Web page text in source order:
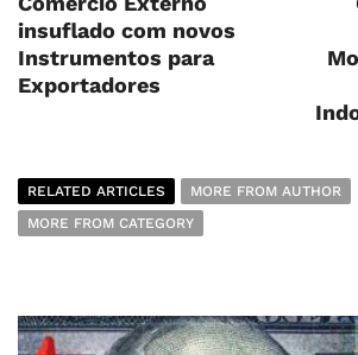
insuflado com novos
Instrumentos para
Exportadores
RELATED ARTICLES
MORE FROM AUTHOR
MORE FROM CATEGORY